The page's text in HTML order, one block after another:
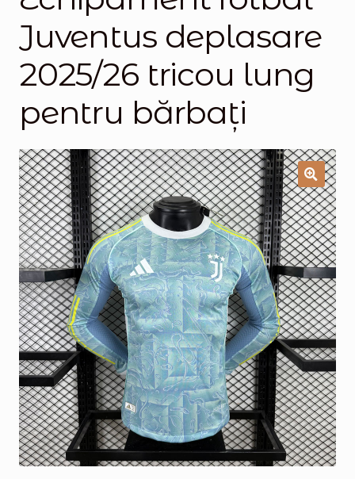
Magazinul
Juventus deplasare
2025/26 tricou lung
pentru bărbați
🔍